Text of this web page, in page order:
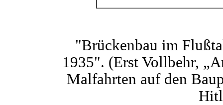
"Brückenbau im
1935". (Erst Vollbehr,
Malfahrten auf den